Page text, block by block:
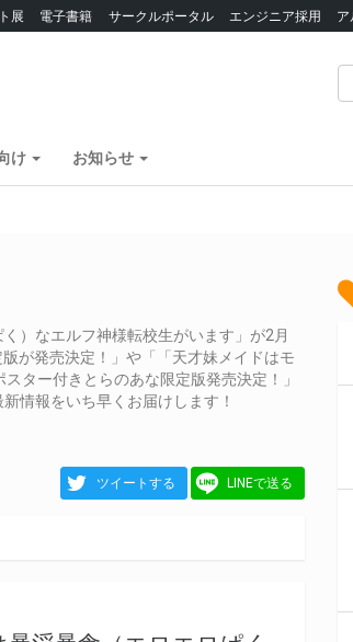
展 電子書籍 サークルポータル エンジニア採用
け お知らせ
）なエルフ神様転校生がいます」が2月
が発売決定！」や「「天才妹メイドはモ
ター付きとらのあな限定版発売決定！」
情報をいち早くお届けします！
ツイートする LINEで送る